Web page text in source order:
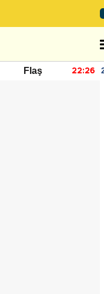
Flaş
Bütçe Artışı 22:24